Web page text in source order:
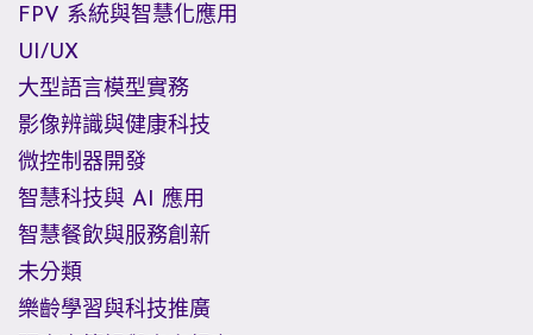
FPV 系統與智慧化應用
UI/UX
大型語言模型實務
影像辨識與健康科技
微控制器開發
智慧科技與 AI 應用
智慧餐飲與服務創新
未分類
樂齡學習與科技推廣